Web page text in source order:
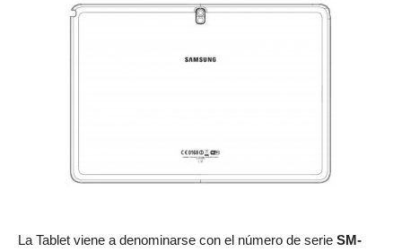
La Tablet viene a denominarse con el número de serie SM-